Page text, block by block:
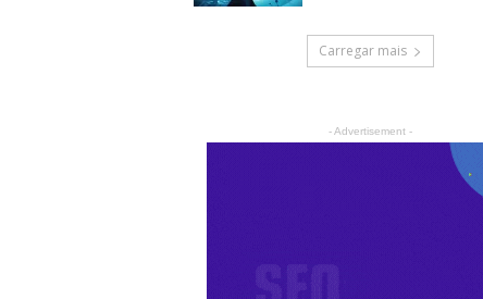
Carregar mais
- Advertisement -